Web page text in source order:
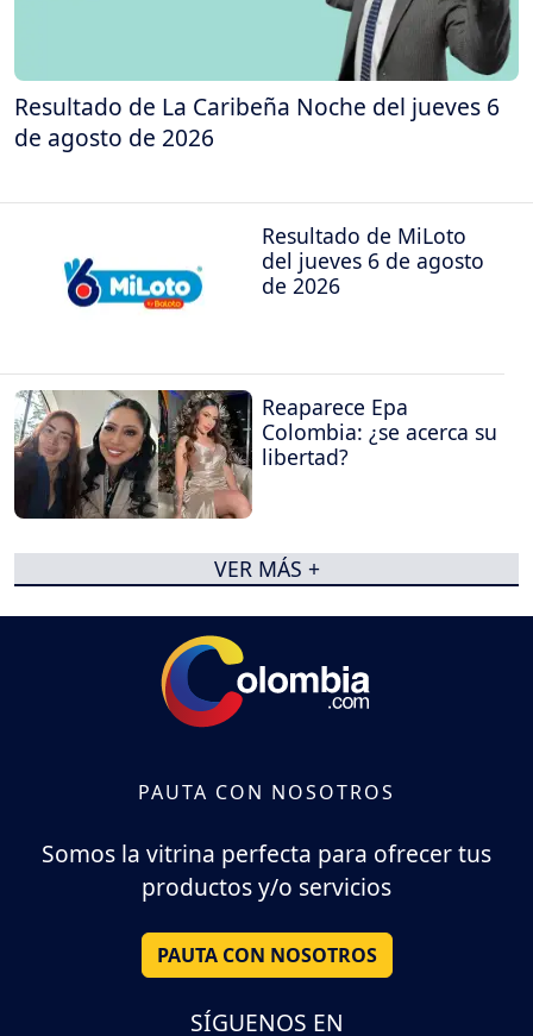
Resultado de La Caribeña Noche del jueves 6
de agosto de 2026
Resultado de MiLoto
del jueves 6 de agosto
de 2026
Reaparece Epa
Colombia: ¿se acerca su
libertad?
VER MÁS +
PAUTA CON NOSOTROS
Somos la vitrina perfecta para ofrecer tus
productos y/o servicios
PAUTA CON NOSOTROS
SÍGUENOS EN